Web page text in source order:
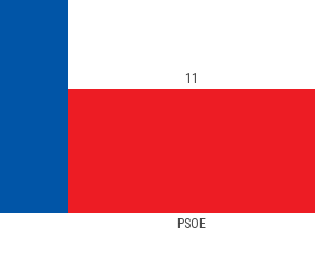
PSOE
11